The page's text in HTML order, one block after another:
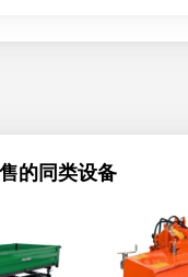
的同类设备